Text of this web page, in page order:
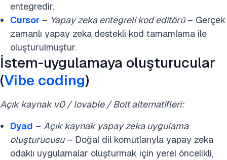
entegredir.
Cursor – Yapay zeka entegreli kod editörü– Gerçek
zamanlı yapay zeka destekli kod tamamlama ile
oluşturulmuştur.
İstem-uygulamaya oluşturucular
(Vibe coding)
Açık kaynak v0 / lovable / Bolt alternatifleri:
Dyad – Açık kaynak yapay zeka uygulama
oluşturucusu– Doğal dil komutlarıyla yapay zeka
odaklı uygulamalar oluşturmak için yerel öncelikli,